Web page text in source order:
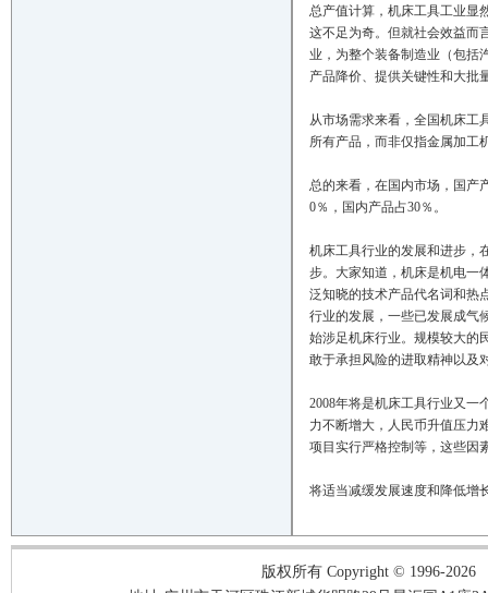
总产值计算，机床工具工业显
这不足为奇。但就社会效益而
业，为整个装备制造业（包括
产品降价、提供关键性和大批
从市场需求来看，全国机床工
所有产品，而非仅指金属加工
总的来看，在国内市场，国产
0％，国内产品占30％。
机床工具行业的发展和进步，
步。大家知道，机床是机电一
泛知晓的技术产品代名词和热
行业的发展，一些已发展成气
始涉足机床行业。规模较大的
敢于承担风险的进取精神以及
2008年将是机床工具行业又一
力不断增大，人民币升值压力
项目实行严格控制等，这些因
将适当减缓发展速度和降低增
版权所有 Copyright © 1996-2026